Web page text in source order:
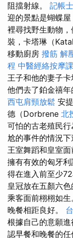
阻擋射線。 記帳
迎的景點是蝴蝶
裡尋找野生動物
裝，卡塔琳（
移動廚房 撥筋 解
程 中醫經絡按摩
王子和他的妻子
他們去了鉑金禧年
西屯肩頸放鬆 安
德（Dorbrene 北
可怕的古老殖民行
尬的事件的情況
王室舞蹈和皇室面
擁有有效的匈牙
得在進入前至少
皇冠放在五顏六
乘客面前栩栩如
晚餐相距良好。
根據自己的意願進
認早餐和晚餐的